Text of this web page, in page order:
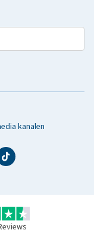
kanalen